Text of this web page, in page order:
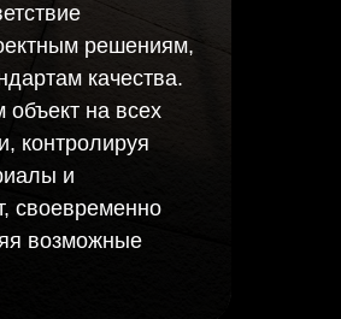
решениям,
качества.
на всех
контролируя
и
своевременно
возможные